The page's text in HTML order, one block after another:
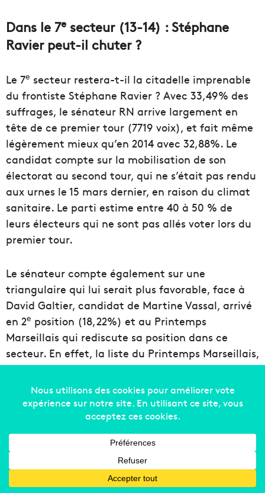
Dans le 7esecteur (13-14) : Stéphane
Ravier peut-il chuter ?
Le 7e secteur restera-t-il la citadelle imprenable
du frontiste Stéphane Ravier ? Avec 33,49% des
suffrages, le sénateur RN arrive largement en
tête de ce premier tour (7719 voix), et fait même
légèrement mieux qu’en 2014 avec 32,88%. Le
candidat compte sur la mobilisation de son
électorat au second tour, qui ne s’était pas rendu
aux urnes le 15 mars dernier, en raison du climat
sanitaire. Le parti estime entre 40 à 50 % de
leurs électeurs qui ne sont pas allés voter lors du
premier tour.
Le sénateur compte également sur une
triangulaire qui lui serait plus favorable, face à
David Galtier, candidat de Martine Vassal, arrivé
en 2e position (18,22%) et au Printemps
Marseillais qui rediscute sa position dans ce
secteur. En effet, la liste du Printemps Marseillais,
menée Jérémy Bacchi (et celle de Julien Rossi,
pour Samia Ghali), avait décidé de se retirer pour
faire barrage à l’extrême-droite. Une décision
d’ailleurs saluée par Martine Vassal, et qui plaçait
son candidat David Galtier (LR) arrivé troisième
(18,22%), en position de favori pour barrer la
route à Stéphane Ravier. Mais pour ce dernier,
pour que le « Monsieur sécurité » de Martine